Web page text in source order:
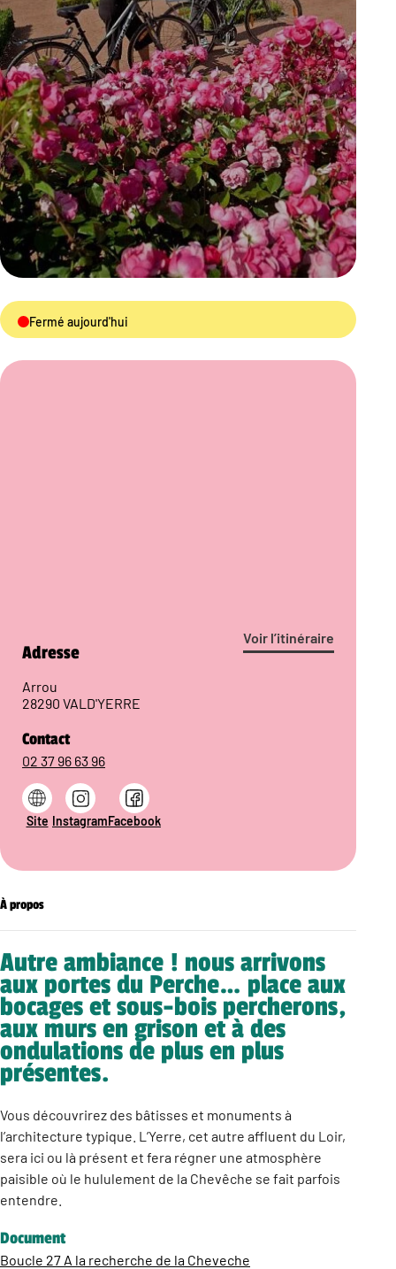
Fermé aujourd'hui
Voir l’itinéraire
Adresse
Arrou
28290 VALD'YERRE
Contact
02 37 96 63 96
Site InstagramFacebook
À propos
Autre ambiance ! nous arrivons
aux portes du Perche… place aux
bocages et sous-bois percherons,
aux murs en grison et à des
ondulations de plus en plus
présentes.
Vous découvrirez des bâtisses et monuments à
l’architecture typique. L’Yerre, cet autre affluent du Loir,
sera ici ou là présent et fera régner une atmosphère
paisible où le hululement de la Chevêche se fait parfois
entendre.
Document
Boucle 27 A la recherche de la Cheveche